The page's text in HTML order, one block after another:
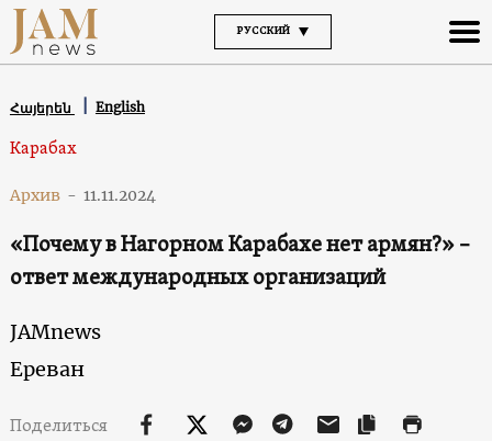
РУССКИЙ
Հայերեն English
Карабах
Архив - 11.11.2024
«Почему в Нагорном Карабахе нет армян?» –
ответ международных организаций
JAMnews
Ереван
Поделиться